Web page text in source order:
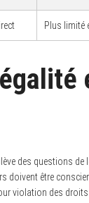
Plus limité
des questions
doivent être
violation des droits